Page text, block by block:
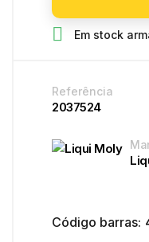
 Em stock
Referência
2037524
Código barras: